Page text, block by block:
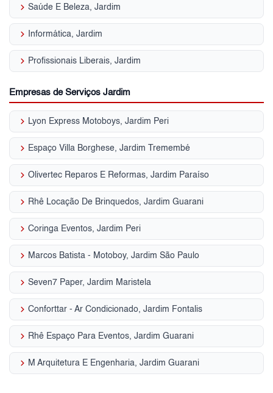
keyboard_arrow_right Saúde E Beleza, Jardim
keyboard_arrow_right Informática, Jardim
keyboard_arrow_right Profissionais Liberais, Jardim
Empresas de Serviços Jardim
keyboard_arrow_right Lyon Express Motoboys, Jardim Peri
keyboard_arrow_right Espaço Villa Borghese, Jardim Tremembé
keyboard_arrow_right Olivertec Reparos E Reformas, Jardim Paraíso
keyboard_arrow_right Rhê Locação De Brinquedos, Jardim Guarani
keyboard_arrow_right Coringa Eventos, Jardim Peri
keyboard_arrow_right Marcos Batista - Motoboy, Jardim São Paulo
keyboard_arrow_right Seven7 Paper, Jardim Maristela
keyboard_arrow_right Conforttar - Ar Condicionado, Jardim Fontalis
keyboard_arrow_right Rhê Espaço Para Eventos, Jardim Guarani
keyboard_arrow_right M Arquitetura E Engenharia, Jardim Guarani